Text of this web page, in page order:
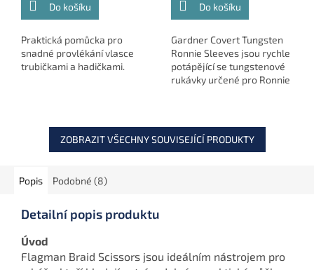
Do košíku
Praktická pomůcka pro
snadné provlékání vlasce
trubičkami a hadičkami.
Do košíku
Gardner Covert Tungsten
Ronnie Sleeves jsou rychle
potápějící se tungstenové
rukávky určené pro Ronnie
ZOBRAZIT VŠECHNY SOUVISEJÍCÍ PRODUKTY
Popis Podobné (8)
Detailní popis produktu
Úvod
Flagman Braid Scissors jsou ideálním nástrojem pro